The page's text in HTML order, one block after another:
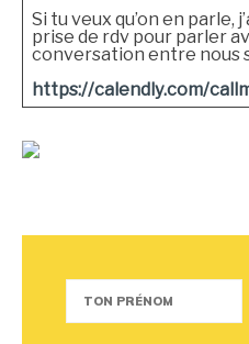
Si tu veux qu’on en parle,
prise de rdv pour parler
conversation entre nous
https://calendly.com/